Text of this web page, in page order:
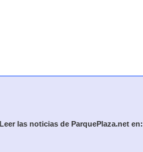
Leer las noticias de ParquePlaza.net en: